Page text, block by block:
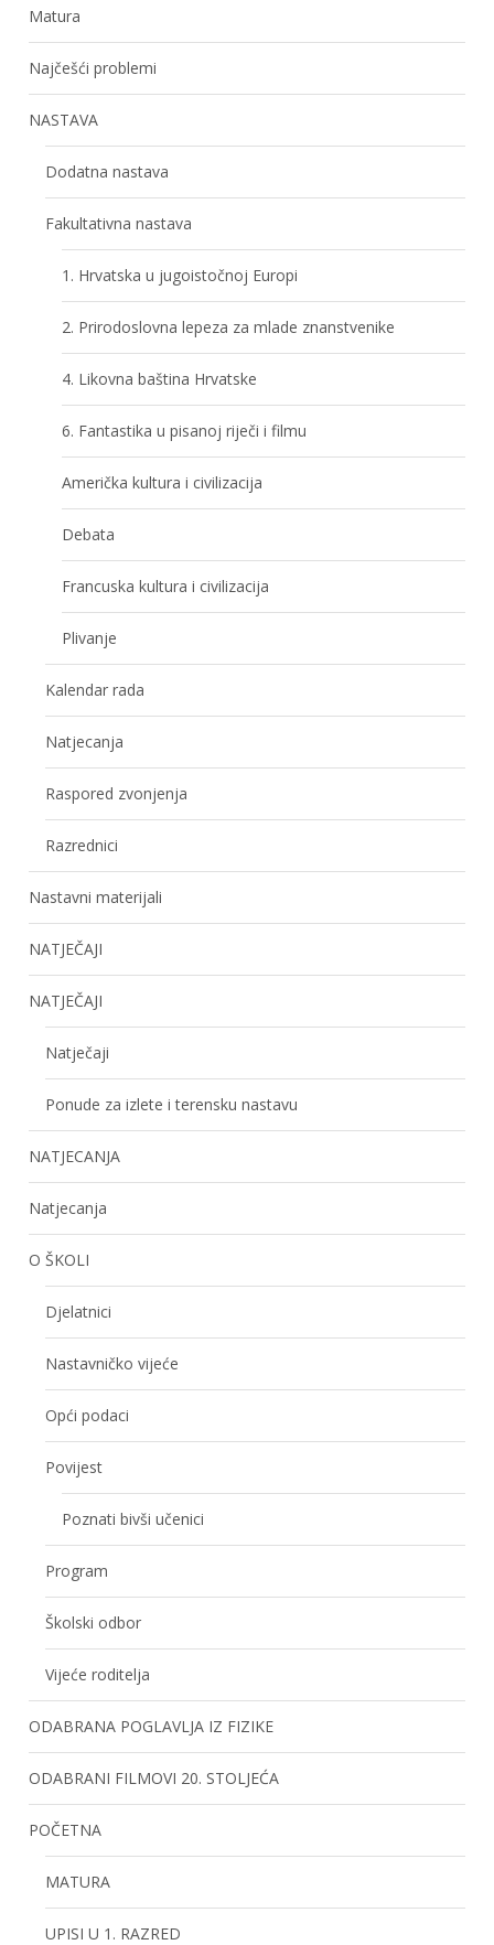
Matura
Najčešći problemi
NASTAVA
Dodatna nastava
Fakultativna nastava
1. Hrvatska u jugoistočnoj Europi
2. Prirodoslovna lepeza za mlade znanstvenike
4. Likovna baština Hrvatske
6. Fantastika u pisanoj riječi i filmu
Američka kultura i civilizacija
Debata
Francuska kultura i civilizacija
Plivanje
Kalendar rada
Natjecanja
Raspored zvonjenja
Razrednici
Nastavni materijali
NATJEČAJI
NATJEČAJI
Natječaji
Ponude za izlete i terensku nastavu
NATJECANJA
Natjecanja
O ŠKOLI
Djelatnici
Nastavničko vijeće
Opći podaci
Povijest
Poznati bivši učenici
Program
Školski odbor
Vijeće roditelja
ODABRANA POGLAVLJA IZ FIZIKE
ODABRANI FILMOVI 20. STOLJEĆA
POČETNA
MATURA
UPISI U 1. RAZRED